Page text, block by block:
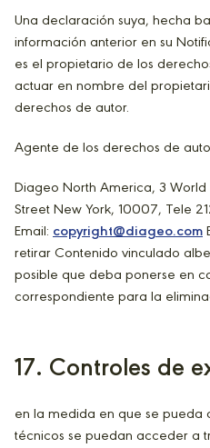
Una declaración suya, hecha
información anterior en su
es el propietario de los
actuar en nombre del
derechos de autor.
Agente de los derechos de
Diageo North America, 3
Street New York, 10007, Tele
Email: copyright@diageo.com
retirar Contenido vinculado
posible que deba ponerse en
correspondiente para la
17. Controles de
en la medida en que se pueda
técnicos se puedan acceder a